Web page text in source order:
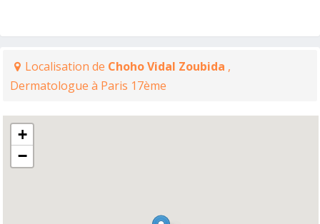
Localisation de Choho Vidal Zoubida ,
Dermatologue à Paris 17ème
+
−